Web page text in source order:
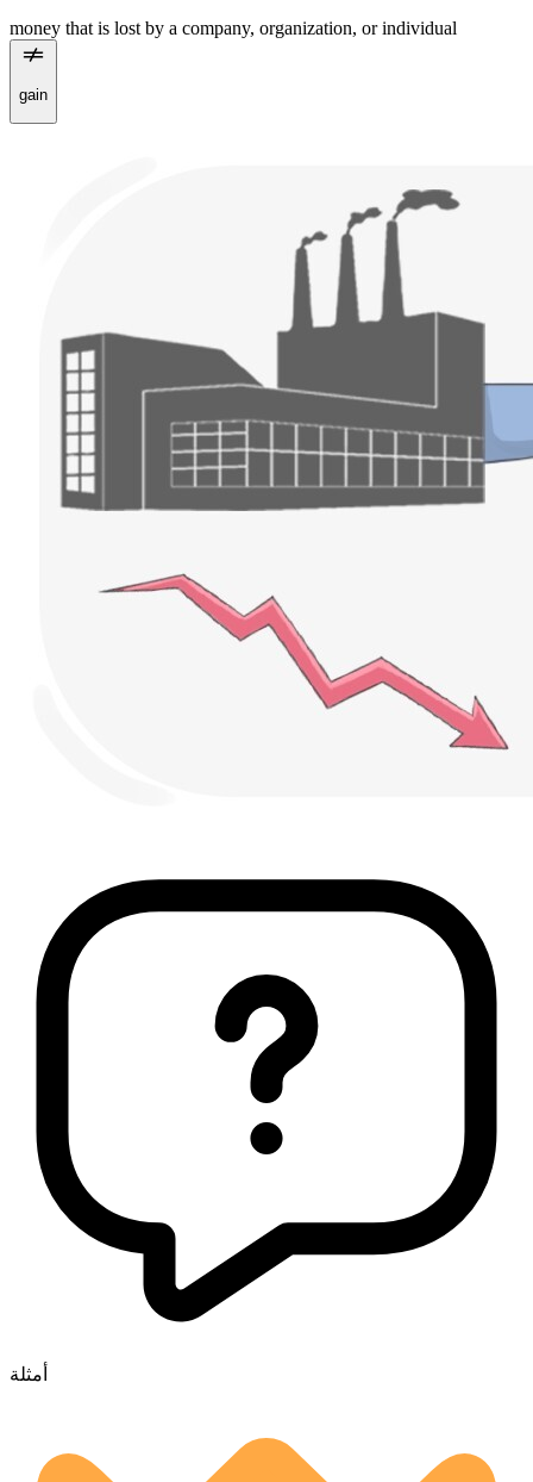
money that is lost by a company, organization, or individual
gain
أمثلة